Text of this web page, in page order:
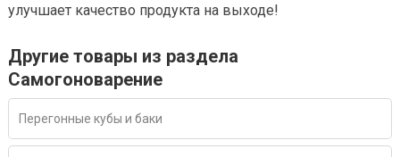
улучшает качество продукта на выходе!
Другие товары из раздела
Самогоноварение
Перегонные кубы и баки